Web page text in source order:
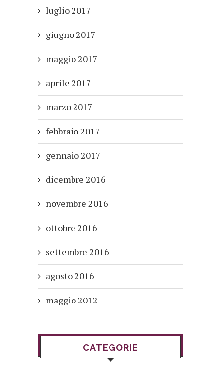
luglio 2017
giugno 2017
maggio 2017
aprile 2017
marzo 2017
febbraio 2017
gennaio 2017
dicembre 2016
novembre 2016
ottobre 2016
settembre 2016
agosto 2016
maggio 2012
CATEGORIE